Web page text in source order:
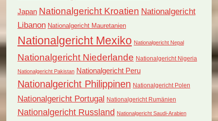
Japan Nationalgericht Kroatien Nationalgericht
Libanon Nationalgericht Mauretanien
Nationalgericht Mexiko Nationalgericht Nepal
Nationalgericht Niederlande Nationalgericht Nigeria
Nationalgericht Pakistan Nationalgericht Peru
Nationalgericht Philippinen Nationalgericht Polen
Nationalgericht Portugal Nationalgericht Rumänien
Nationalgericht Russland Nationalgericht Saudi-Arabien